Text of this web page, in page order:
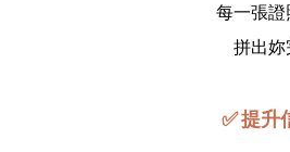
每一張證
拼出妳
✅ 提升